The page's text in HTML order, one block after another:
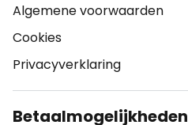
Algemene voorwaarden
Cookies
Privacyverklaring
Betaalmogelijkheden